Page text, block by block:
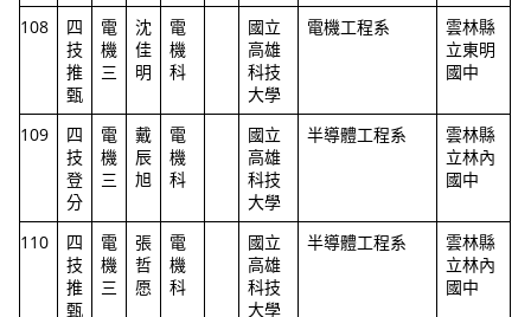
108
四
技
推
甄
電
機
三
沈
佳
明
電
機
科
國立
高雄
科技
大學
電機工程系
雲林縣
立東明
國中
109
四
技
登
分
電
機
三
戴
辰
旭
電
機
科
國立
高雄
科技
大學
半導體工程系
雲林縣
立林內
國中
110
四
技
推
甄
電
機
三
張
哲
愿
電
機
科
國立
高雄
科技
大學
半導體工程系
雲林縣
立林內
國中